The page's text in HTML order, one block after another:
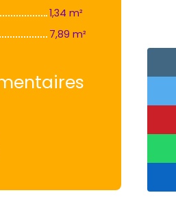
1,34 m²
7,89 m²